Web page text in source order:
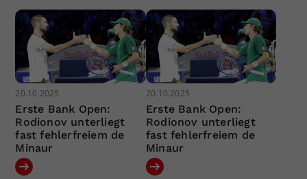
20.10.2025
Erste Bank Open:
Rodionov unterliegt
fast fehlerfreiem de
Minaur
20.10.2025
Erste Bank Open:
Rodionov unterliegt
fast fehlerfreiem de
Minaur